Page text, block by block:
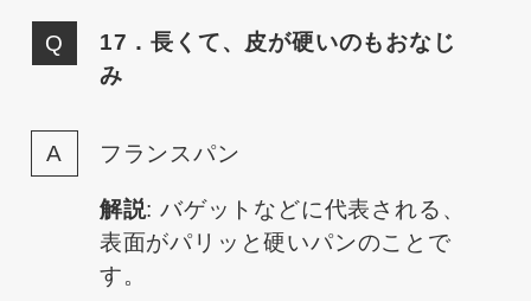
17．長くて、皮が硬いのもおなじ
み
フランスパン
解説: バゲットなどに代表される、
表面がパリッと硬いパンのことで
す。